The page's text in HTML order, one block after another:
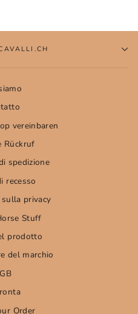
vereinbaren
Rückruf
spedizione
recesso
privacy
Stuff
prodotto
del marchio
Order